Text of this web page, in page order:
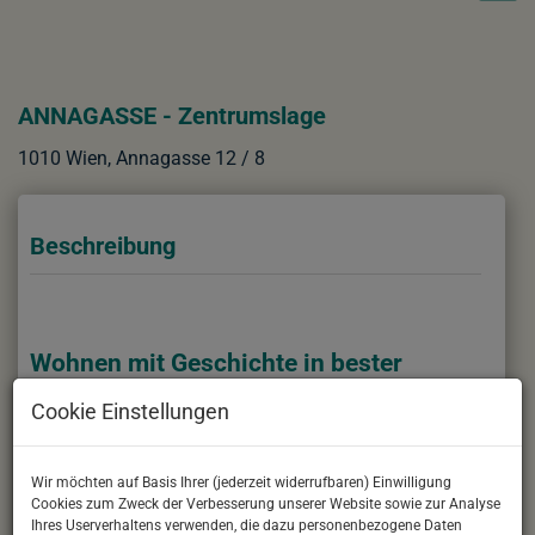
ANNAGASSE - Zentrumslage
1010 Wien, Annagasse 12 / 8
Beschreibung
Wohnen mit Geschichte in bester
Annagasse
In der Annagasse 12 im 1. Wiener Gemeindebezirk
gelangt diese gepflegte Altbauwohnung im 3.
Cookie Einstellungen
Wir möchten auf Basis Ihrer (jederzeit widerrufbaren) Einwilligung
Cookies zum Zweck der Verbesserung unserer Website sowie zur Analyse
Ihres Userverhaltens verwenden, die dazu personenbezogene Daten